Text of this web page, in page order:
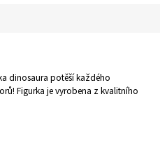
dinosaura potěší každého
Figurka je vyrobena z kvalitního